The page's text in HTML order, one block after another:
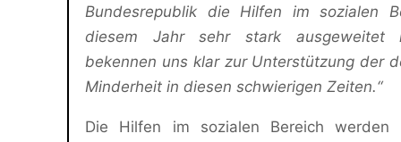
Bundesrepublik die Hilfen im sozialen
diesem Jahr sehr stark ausgeweitet
bekennen uns klar zur Unterstützung der
Minderheit in diesen schwierigen Zeiten.“
Die Hilfen im sozialen Bereich werden